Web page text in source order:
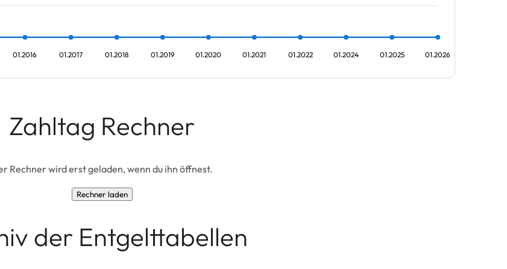
01.2016 01.2017 01.2018 01.2019 01.2020 01.2021 01.2022 01.2024 01.2025 01.2026
Zahltag Rechner
Rechner wird erst geladen, wenn du ihn öffnest.
Rechner laden
der Entgelttabellen